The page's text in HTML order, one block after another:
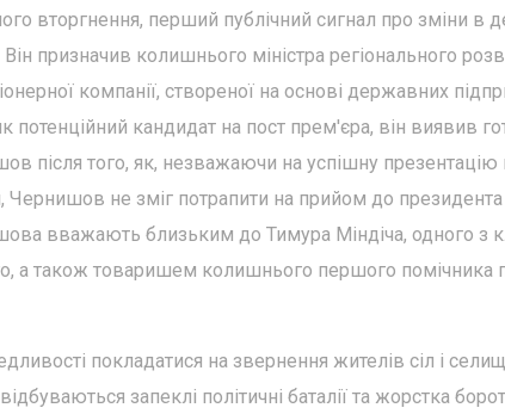
вторгнення, перший публічний сигнал про зміни в
призначив колишнього міністра регіонального
компанії, створеної на основі державних
кандидат на пост прем'єра, він виявив
після того, як, незважаючи на успішну
не зміг потрапити на прийом до президента
вважають близьким до Тимура Міндіча, одного з
а також товаришем колишнього першого помічника
покладатися на звернення жителів сіл і
запеклі політичні баталії та жорстка